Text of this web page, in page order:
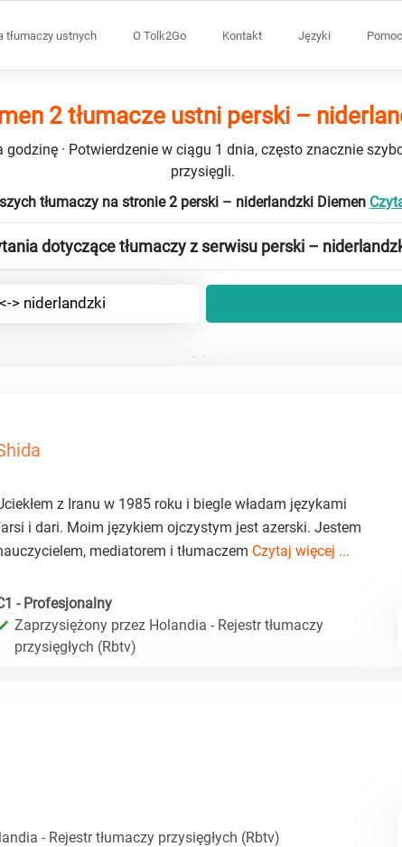
tłumaczy ustnych O Tolk2Go Kontakt Języki
2 tłumacze ustni perski –
· Potwierdzenie w ciągu 1 dnia, często znacznie
przysięgli.
tłumaczy na stronie 2 perski – niderlandzki Diemen
dotyczące tłumaczy z serwisu perski –
> niderlandzki
z Iranu w 1985 roku i biegle władam językami
i dari. Moim językiem ojczystym jest azerski. Jestem
mediatorem i tłumaczem Czytaj więcej ...
- Profesjonalny
Zaprzysiężony przez Holandia - Rejestr tłumaczy
przysięgłych (Rbtv)
- Rejestr tłumaczy przysięgłych (Rbtv)